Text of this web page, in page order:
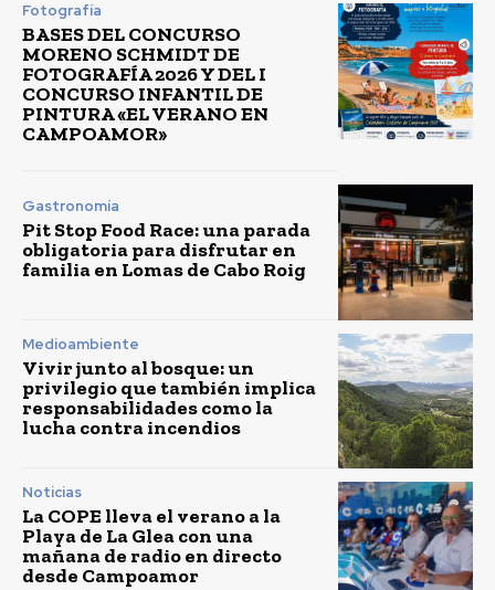
Fotografía
BASES DEL CONCURSO
MORENO SCHMIDT DE
FOTOGRAFÍA 2026 Y DEL I
CONCURSO INFANTIL DE
PINTURA «EL VERANO EN
CAMPOAMOR»
Gastronomía
Pit Stop Food Race: una parada
obligatoria para disfrutar en
familia en Lomas de Cabo Roig
Medioambiente
Vivir junto al bosque: un
privilegio que también implica
responsabilidades como la
lucha contra incendios
Noticias
La COPE lleva el verano a la
Playa de La Glea con una
mañana de radio en directo
desde Campoamor